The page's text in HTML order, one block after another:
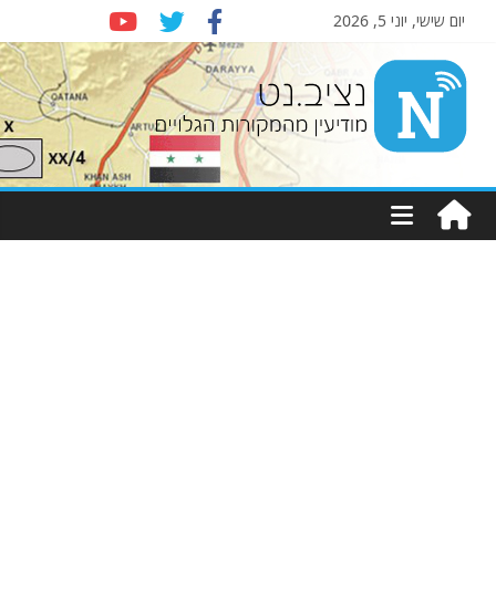
יום שישי, יוני 5, 2026
Nziv.net
מודיעין
מהמקורות